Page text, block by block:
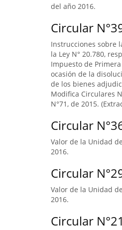
del año 2016.
Circular
Instrucciones sobre
la Ley N° 20.780,
Impuesto de
ocasión de la
de los bienes
Modifica Circulares
N°71, de 2015.
Circular
Valor de la Unidad
2016.
Circular
Valor de la Unidad
2016.
Circular